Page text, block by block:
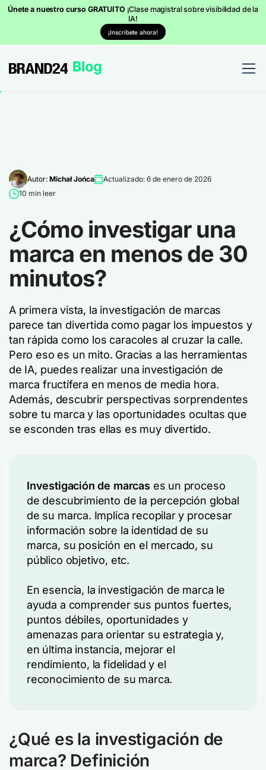
Únete a nuestro curso GRATUITO ¡Clase magistral sobre visibilidad de la
IA!
¡Inscríbete ahora!
Autor: Michał Jońca
Actualizado: 6 de enero de 2026
10 min leer
¿Cómo investigar una
marca en menos de 30
minutos?
A primera vista, la investigación de marcas
parece tan divertida como pagar los impuestos y
tan rápida como los caracoles al cruzar la calle.
Pero eso es un mito. Gracias a las herramientas
de IA, puedes realizar una investigación de
marca fructífera en menos de media hora.
Además, descubrir perspectivas sorprendentes
sobre tu marca y las oportunidades ocultas que
se esconden tras ellas es muy divertido.
Investigación de marcas es un proceso
de descubrimiento de la percepción global
de su marca. Implica recopilar y procesar
información sobre la identidad de su
marca, su posición en el mercado, su
público objetivo, etc.
En esencia, la investigación de marca le
ayuda a comprender sus puntos fuertes,
puntos débiles, oportunidades y
amenazas para orientar su estrategia y,
en última instancia, mejorar el
rendimiento, la fidelidad y el
reconocimiento de su marca.
¿Qué es la investigación de
marca? Definición